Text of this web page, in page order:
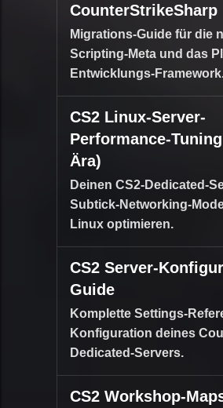
CounterStrikeSharp
Migrations-Guide für die
Scripting-Meta und das
Entwicklungs-
CS2 Linux-Server-
Performance-
Ära)
Deinen CS2-Dedicated-
Subtick-Networking-
Linux optimieren.
CS2 Server-
Guide
Komplette Settings-
Konfiguration deines
Dedicated-Servers.
CS2 Workshop-